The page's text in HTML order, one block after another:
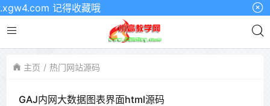
记得收藏哦
主页 热门网站源码
GAJ内网大数据图表界面html源码